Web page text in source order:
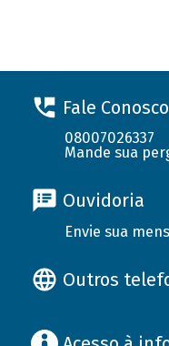
Fale Conosco
08007026337
Mande sua
Ouvidoria
Envie sua
Outros